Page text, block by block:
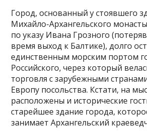
Город, основанный у стоявшего
Михайло-Архангельского
по указу Ивана Грозного
время выход к Балтике), долго
единственным морским портом
Российского, через который
торговля с зарубежными
Европу посольства. Кстати, на
расположены и исторические
старейшее здание города,
занимает Архангельский